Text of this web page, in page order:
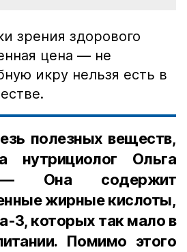
зрения здорового
цена — не
икру нельзя есть в
полезных веществ,
нутрициолог Ольга
— Она содержит
жирные кислоты,
3, которых так мало в
Помимо этого